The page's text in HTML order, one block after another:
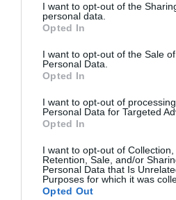
not limited to your visit or usage
grant or deny consent to Google
use your data for below specified
consent section.
I want to opt-out of the
personal data.
Opted In
I want to opt-out of the Sale
Personal Data.
Opted In
I want to opt-out of
Personal Data for Targeted
Opted In
I want to opt-out of Collection,
Retention, Sale, and/or
Personal Data that Is
Purposes for which it was
Opted Out
Άμεσα Διαθέσιμο
Αγορά